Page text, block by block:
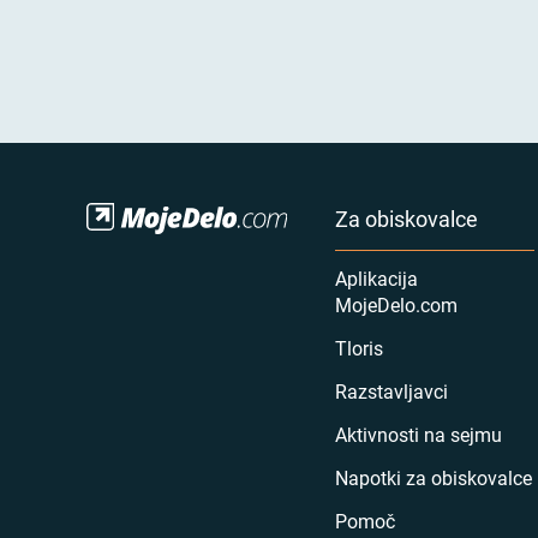
Za obiskovalce
Aplikacija
MojeDelo.com
Tloris
Razstavljavci
Aktivnosti na sejmu
Napotki za obiskovalce
Pomoč